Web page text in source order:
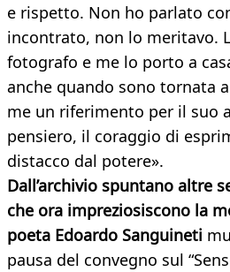
e rispetto. Non ho parlato
incontrato, non lo meritavo.
fotografo e me lo porto a
anche quando sono tornata
me un riferimento per il suo
pensiero, il coraggio di
distacco dal potere».
Dall’archivio spuntano altre
che ora impreziosiscono la
poeta Edoardo Sanguineti
pausa del convegno sul